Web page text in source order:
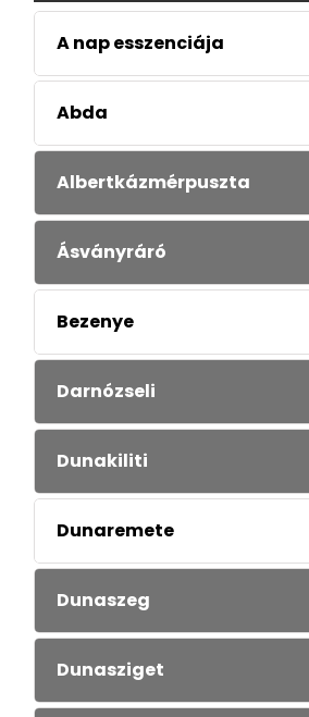
A nap esszenciája
Abda
Albertkázmérpuszta
Ásványráró
Bezenye
Darnózseli
Dunakiliti
Dunaremete
Dunaszeg
Dunasziget